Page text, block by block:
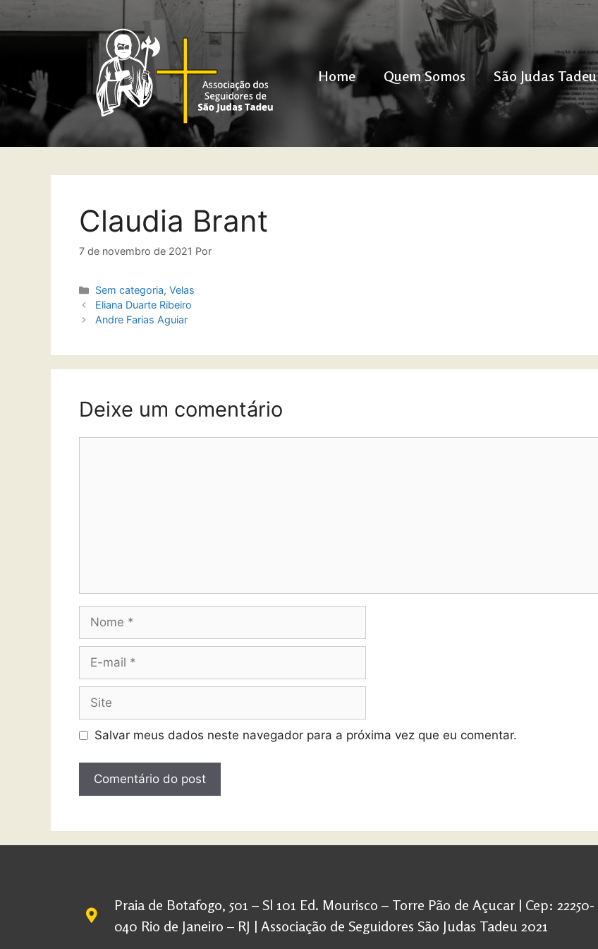
Home Quem Somos São Judas Tadeu
Claudia Brant
7 de novembro de 2021 Por
Sem categoria,Velas
Eliana Duarte Ribeiro
Andre Farias Aguiar
Deixe um comentário
Salvar meus dados neste navegador para a próxima vez que eu comentar.
Praia de Botafogo, 501 – Sl 101 Ed. Mourisco – Torre Pão de Açucar | Cep: 22250-
040 Rio de Janeiro – RJ | Associação de Seguidores São Judas Tadeu 2021